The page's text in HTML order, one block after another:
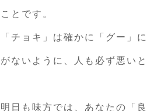
ことです。
「チョキ」は確かに「グー」
がないように、人も必ず悪い
明日も味方では、あなたの「